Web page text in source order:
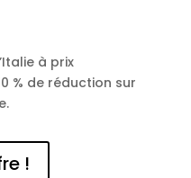
à prix
% de réduction sur
!